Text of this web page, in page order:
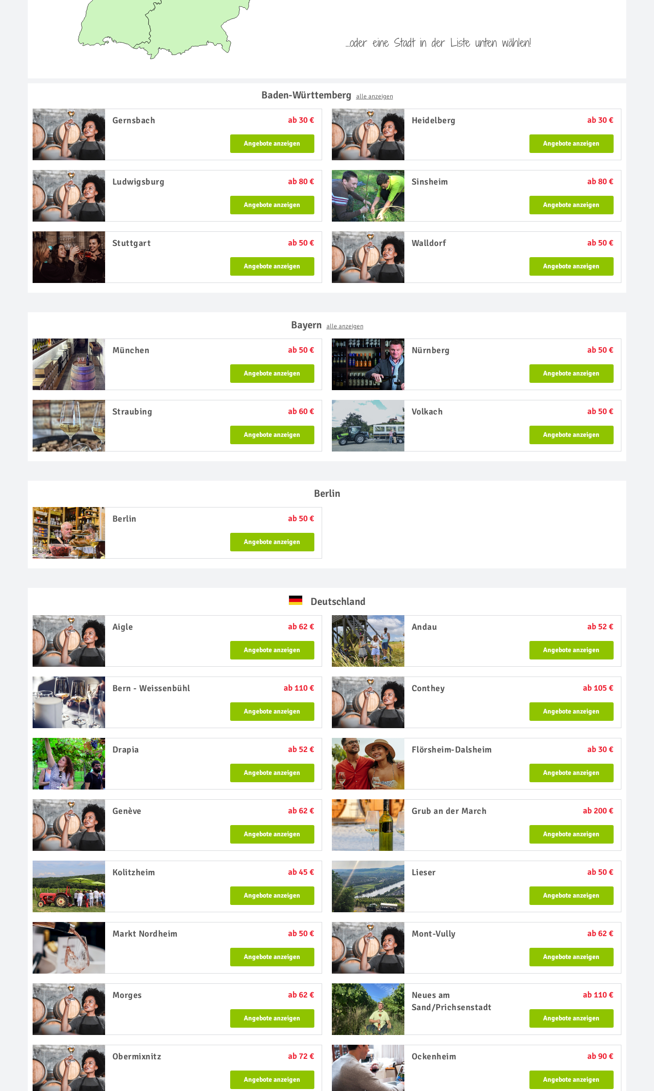
...oder eine Stadt in der Liste unten wählen!
Baden-Württemberg alle anzeigen
Gernsbach ab 30 €
Angebote anzeigen
Heidelberg ab 30 €
Angebote anzeigen
Ludwigsburg ab 80 €
Angebote anzeigen
Sinsheim ab 80 €
Angebote anzeigen
Stuttgart ab 50 €
Angebote anzeigen
Walldorf ab 50 €
Angebote anzeigen
Bayern alle anzeigen
München ab 50 €
Angebote anzeigen
Nürnberg ab 50 €
Angebote anzeigen
Straubing ab 60 €
Angebote anzeigen
Volkach ab 50 €
Angebote anzeigen
Berlin
Berlin ab 50 €
Angebote anzeigen
Deutschland
Aigle ab 62 €
Angebote anzeigen
Andau ab 52 €
Angebote anzeigen
Bern - Weissenbühl ab 110 €
Angebote anzeigen
Conthey ab 105 €
Angebote anzeigen
Drapia ab 52 €
Angebote anzeigen
Flörsheim-Dalsheim ab 30 €
Angebote anzeigen
Genève ab 62 €
Angebote anzeigen
Grub an der March ab 200 €
Angebote anzeigen
Kolitzheim ab 45 €
Angebote anzeigen
Lieser ab 50 €
Angebote anzeigen
Markt Nordheim ab 50 €
Angebote anzeigen
Mont-Vully ab 62 €
Angebote anzeigen
Morges ab 62 €
Angebote anzeigen
Neues am
Sand/Prichsenstadt
ab 110 €
Angebote anzeigen
Obermixnitz ab 72 €
Angebote anzeigen
Ockenheim ab 90 €
Angebote anzeigen